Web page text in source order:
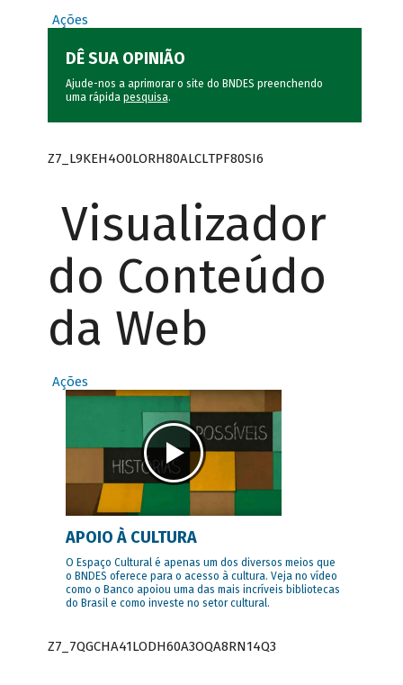
Ações
DÊ SUA OPINIÃO
Ajude-nos a aprimorar o site do BNDES preenchendo
uma rápida pesquisa.
Z7_L9KEH4O0LORH80ALCLTPF80SI6
Visualizador
do Conteúdo
da Web
Ações
APOIO À CULTURA
O Espaço Cultural é apenas um dos diversos meios que
o BNDES oferece para o acesso à cultura. Veja no vídeo
como o Banco apoiou uma das mais incríveis bibliotecas
do Brasil e como investe no setor cultural.
Z7_7QGCHA41LODH60A3OQA8RN14Q3